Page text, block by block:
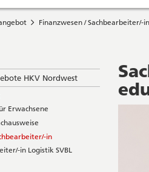
Finanzwesen / Sachbearbeiter/-in
HKV Nordwest
Erwachsene
in
in Logistik SVBL